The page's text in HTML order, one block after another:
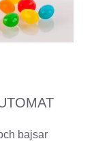
bajsar